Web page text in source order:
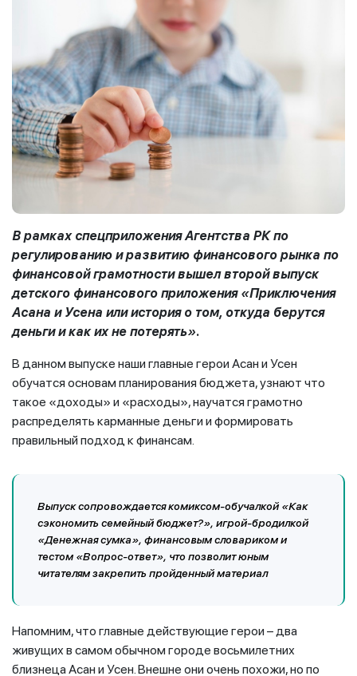
В рамках спецприложения Агентства РК по
регулированию и развитию финансового рынка по
финансовой грамотности вышел второй выпуск
детского финансового приложения «Приключения
Асана и Усена или история о том, откуда берутся
деньги и как их не потерять».
В данном выпуске наши главные герои Асан и Усен
обучатся основам планирования бюджета, узнают что
такое «доходы» и «расходы», научатся грамотно
распределять карманные деньги и формировать
правильный подход к финансам.
Выпуск сопровождается комиксом-обучалкой «Как
сэкономить семейный бюджет?», игрой-бродилкой
«Денежная сумка», финансовым словариком и
тестом «Вопрос-ответ», что позволит юным
читателям закрепить пройденный материал
Напомним, что главные действующие герои – два
живущих в самом обычном городе восьмилетних
близнеца Асан и Усен. Внешне они очень похожи, но по